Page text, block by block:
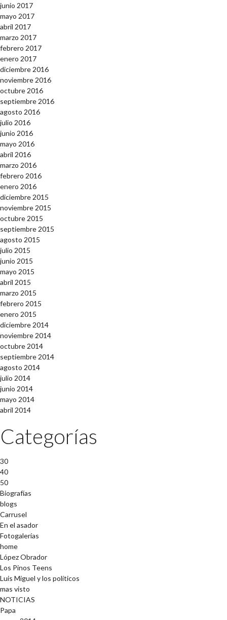
junio 2017
mayo 2017
abril 2017
marzo 2017
febrero 2017
enero 2017
diciembre 2016
noviembre 2016
octubre 2016
septiembre 2016
agosto 2016
julio 2016
junio 2016
mayo 2016
abril 2016
marzo 2016
febrero 2016
enero 2016
diciembre 2015
noviembre 2015
octubre 2015
septiembre 2015
agosto 2015
julio 2015
junio 2015
mayo 2015
abril 2015
marzo 2015
febrero 2015
enero 2015
diciembre 2014
noviembre 2014
octubre 2014
septiembre 2014
agosto 2014
julio 2014
junio 2014
mayo 2014
abril 2014
Categorías
30
40
50
Biografías
blogs
Carrusel
En el asador
Fotogalerías
home
López Obrador
Los Pinos Teens
Luis Miguel y los políticos
mas visto
NOTICIAS
Papa